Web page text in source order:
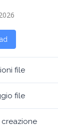
file
file